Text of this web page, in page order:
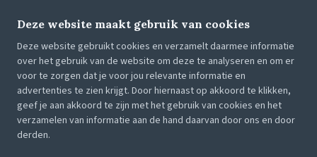
Deze website maakt gebruik van cookies
Deze website gebruikt cookies en verzamelt daarmee informatie
over het gebruik van de website om deze te analyseren en om er
voor te zorgen dat je voor jou relevante informatie en
advertenties te zien krijgt. Door hiernaast op akkoord te klikken,
geef je aan akkoord te zijn met het gebruik van cookies en het
verzamelen van informatie aan de hand daarvan door ons en door
derden.